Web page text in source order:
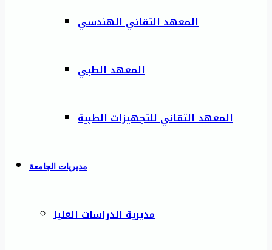
المعهد التقاني الهندسي
المعهد الطبي
المعهد التقاني للتجهيزات الطبية
مديريات الجامعة
مديرية الدراسات العليا